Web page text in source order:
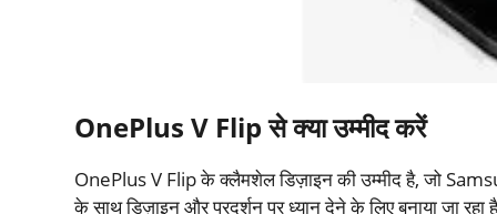
OnePlus V Flip से क्या उम्मीद करें
OnePlus V Flip के क्लैमशेल डिज़ाइन की उम्मीद है, जो
के साथ डिज़ाइन और प्रदर्शन पर ध्यान देने के लिए बनाया जा रहा